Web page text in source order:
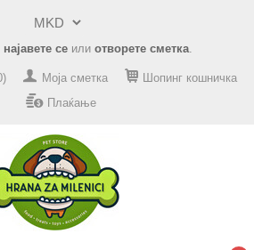
најавете се или отворете сметка.
Моја сметка
Шопинг кошничка
Плаќање